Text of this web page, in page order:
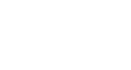
marché, permettant
d'être partagées et